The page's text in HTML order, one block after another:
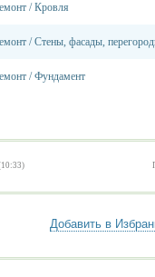
/Кровля
/Стены, фасады,
/Фундамент
Добавить в